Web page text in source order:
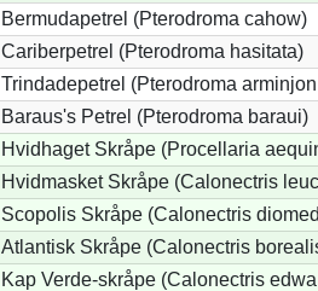
Bermudapetrel (Pterodroma cahow)
Cariberpetrel (Pterodroma hasitata)
Trindadepetrel (Pterodroma
Baraus's Petrel (Pterodroma baraui)
Hvidhaget Skråpe (Procellaria
Hvidmasket Skråpe (Calonectris
Scopolis Skråpe (Calonectris
Atlantisk Skråpe (Calonectris
Kap Verde-skråpe (Calonectris